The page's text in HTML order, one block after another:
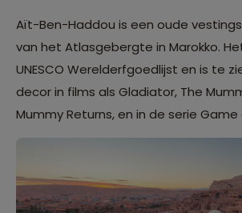
Aït-Ben-Haddou is een oude
van het Atlasgebergte in Marokko.
UNESCO Werelderfgoedlijst en is te
decor in films als Gladiator, The
Mummy Returns, en in de serie Game